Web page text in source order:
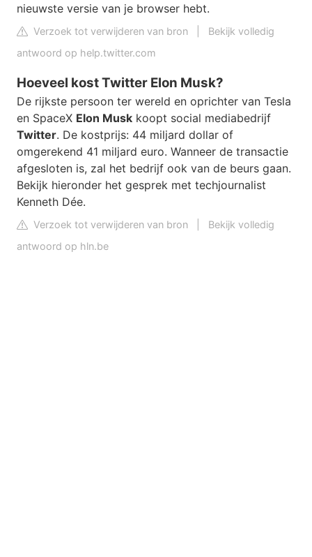
nieuwste versie van je browser hebt.
Verzoek tot verwijderen van bron
Bekijk volledig
antwoord op help.twitter.com
Hoeveel kost Twitter Elon Musk?
De rijkste persoon ter wereld en oprichter van Tesla
en SpaceX Elon Musk koopt social mediabedrijf
Twitter. De kostprijs: 44 miljard dollar of
omgerekend 41 miljard euro. Wanneer de transactie
afgesloten is, zal het bedrijf ook van de beurs gaan.
Bekijk hieronder het gesprek met techjournalist
Kenneth Dée.
Verzoek tot verwijderen van bron
Bekijk volledig
antwoord op hln.be